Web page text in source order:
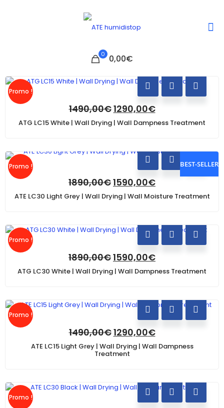
0 0,00€
Promo !
1490,00€1290,00€
ATG LC15 White | Wall Drying | Wall Dampness Treatment
Promo ! BEST-SELLER
1890,00€1590,00€
ATE LC30 Light Grey | Wall Drying | Wall Moisture Treatment
Promo !
1890,00€1590,00€
ATG LC30 White | Wall Drying | Wall Dampness Treatment
Promo !
1490,00€1290,00€
ATE LC15 Light Grey | Wall Drying | Wall Dampness
Treatment
Promo !